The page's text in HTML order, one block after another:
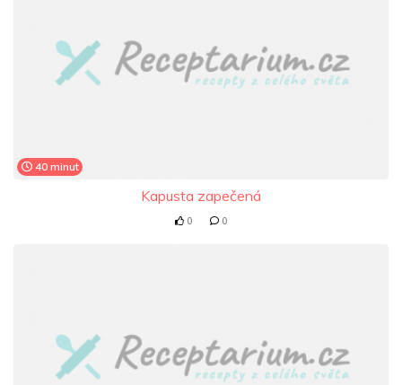
40 minut
Kapusta zapečená
0 0